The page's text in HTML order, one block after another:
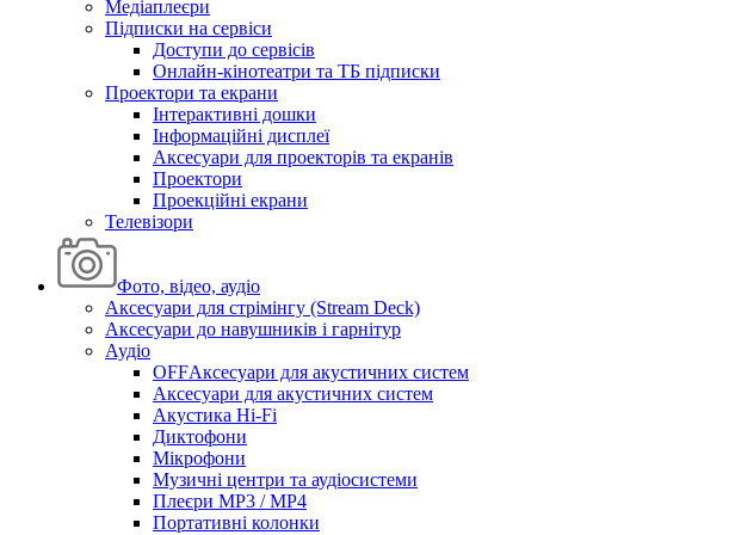
Медіаплеєри
Підписки на сервіси
Доступи до сервісів
Онлайн-кінотеатри та ТБ підписки
Проектори та екрани
Інтерактивні дошки
Інформаційні дисплеї
Аксесуари для проекторів та екранів
Проектори
Проекційні екрани
Телевізори
Фото, відео, аудіо
Аксесуари для стрімінгу (Stream Deck)
Аксесуари до навушників і гарнітур
Аудіо
OFFАксесуари для акустичних систем
Аксесуари для акустичних систем
Акустика Hi-Fi
Диктофони
Мікрофони
Музичні центри та аудіосистеми
Плеєри MP3 / MP4
Портативні колонки